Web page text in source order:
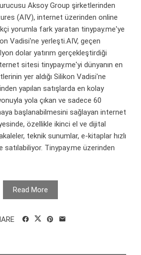
Aksoy Group şirketlerinden
(AIV), internet üzerinden online
yorumla fark yaratan tinypay.me'ye
Vadisi'ne yerleşti.AIV, geçen
dolar yatırım gerçekleştirdiği
sitesi tinypay.me'yi dünyanın en
yer aldığı Silikon Vadisi'ne
yapılan satışlarda en kolay
yola çıkan ve sadece 60
başlanabilmesini sağlayan internet
özellikle ikinci el ve dijital
teknik sunumlar, e-kitaplar hızlı
Tinypay.me üzerinden
Read More